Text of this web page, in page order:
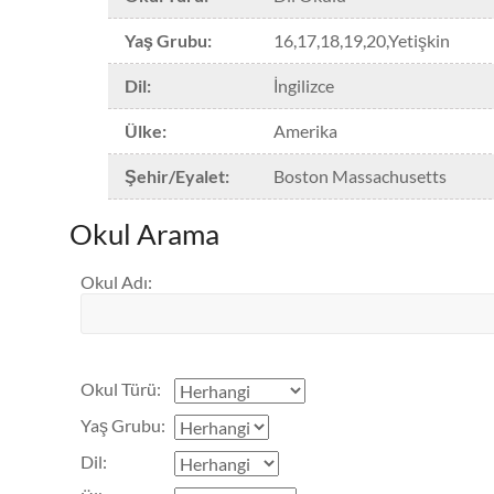
Geçerlilik süresi3 Eylül – 21 Aralık 2012 başlayan
kayıtlar için geçerlidir.
Boston-San Diego-San
Francisco-Miami-Los Angeles
Genel $ 275
showpanoramio=”false”]
Yaş Grubu: 16,17,18,19,20,Yetişkin
Dil: İngilizce
Ülke: Amerika
Şehir/Eyalet: Boston Massachusetts
Okul Arama
Okul Adı:
Okul Türü:
Yaş Grubu:
Dil: